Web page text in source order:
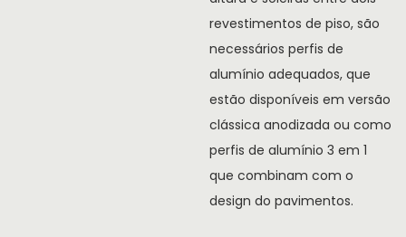
revestimentos de piso, são
necessários perfis de
alumínio adequados, que
estão disponíveis em versão
clássica anodizada ou como
perfis de alumínio 3 em 1
que combinam com o
design do pavimentos.